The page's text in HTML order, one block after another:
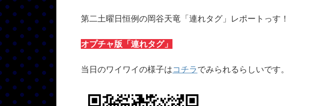
第二土曜日恒例の岡谷天竜「連れタグ」レポートっす！
オプチャ版「連れタグ」
当日のワイワイの様子はコチラ でみられるらしいです。